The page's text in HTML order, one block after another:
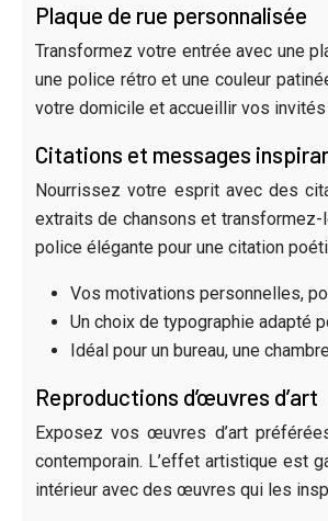
Plaque de rue personnalisée
Transformez votre entrée avec une
une police rétro et une couleur
votre domicile et accueillir vos
Citations et messages
Nourrissez votre esprit avec des
extraits de chansons et transformez-
police élégante pour une citation
Vos motivations personnelles,
Un choix de typographie adapté
Idéal pour un bureau, une
Reproductions d’œuvres d’art
Exposez vos œuvres d’art
contemporain. L’effet artistique est
intérieur avec des œuvres qui les